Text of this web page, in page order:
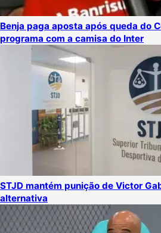
Benja paga aposta após queda do
programa com a camisa do Inter
STJD mantém punição de Victor
alternativa